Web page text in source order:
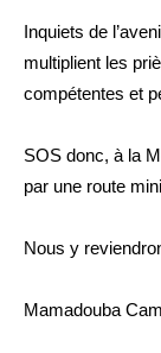
Inquiets de
multiplient les
compétentes et
SOS donc, à la
par une route
Nous y
Mamadouba